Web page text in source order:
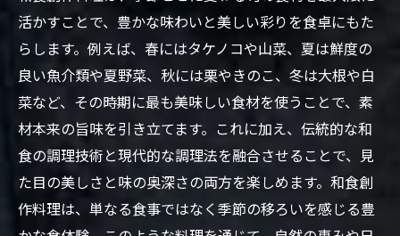
活かすことで、豊かな味わいと美しい彩りを食卓にもた
らします。例えば、春にはタケノコや山菜、夏は鮮度の
良い魚介類や夏野菜、秋には栗やきのこ、冬は大根や白
菜など、その時期に最も美味しい食材を使うことで、素
材本来の旨味を引き立てます。これに加え、伝統的な和
食の調理技術と現代的な調理法を融合させることで、見
た目の美しさと味の奥深さの両方を楽しめます。和食創
作料理は、単なる食事ではなく季節の移ろいを感じる豊